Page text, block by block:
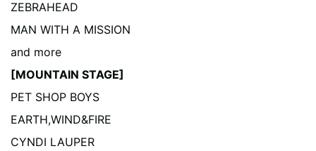
ZEBRAHEAD
MAN WITH A MISSION
and more
[MOUNTAIN STAGE]
PET SHOP BOYS
EARTH,WIND&FIRE
CYNDI LAUPER